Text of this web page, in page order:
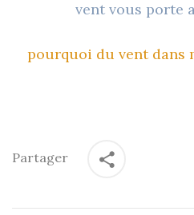
vent vous porte
pourquoi du vent dans
Partager